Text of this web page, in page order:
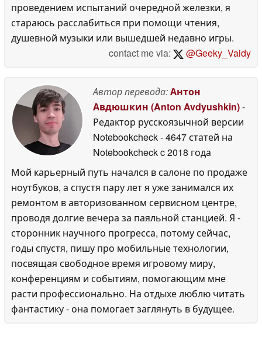
проведением испытаний очередной железки, я
стараюсь расслабиться при помощи чтения,
душевной музыки или вышедшей недавно игры.
contact me via:
@Geeky_Vaidy
Автор перевода:Антон
Авдюшкин (Anton Avdyushkin)-
Редактор русскоязычной версии
Notebookcheck- 4647 статей на
Notebookcheckc 2018 года
Мой карьерный путь начался в салоне по продаже
ноутбуков, а спустя пару лет я уже занимался их
ремонтом в авторизованном сервисном центре,
проводя долгие вечера за паяльной станцией. Я -
сторонник научного прогресса, потому сейчас,
годы спустя, пишу про мобильные технологии,
посвящая свободное время игровому миру,
конференциям и событиям, помогающим мне
расти профессионально. На отдыхе люблю читать
фантастику - она помогает заглянуть в будущее.